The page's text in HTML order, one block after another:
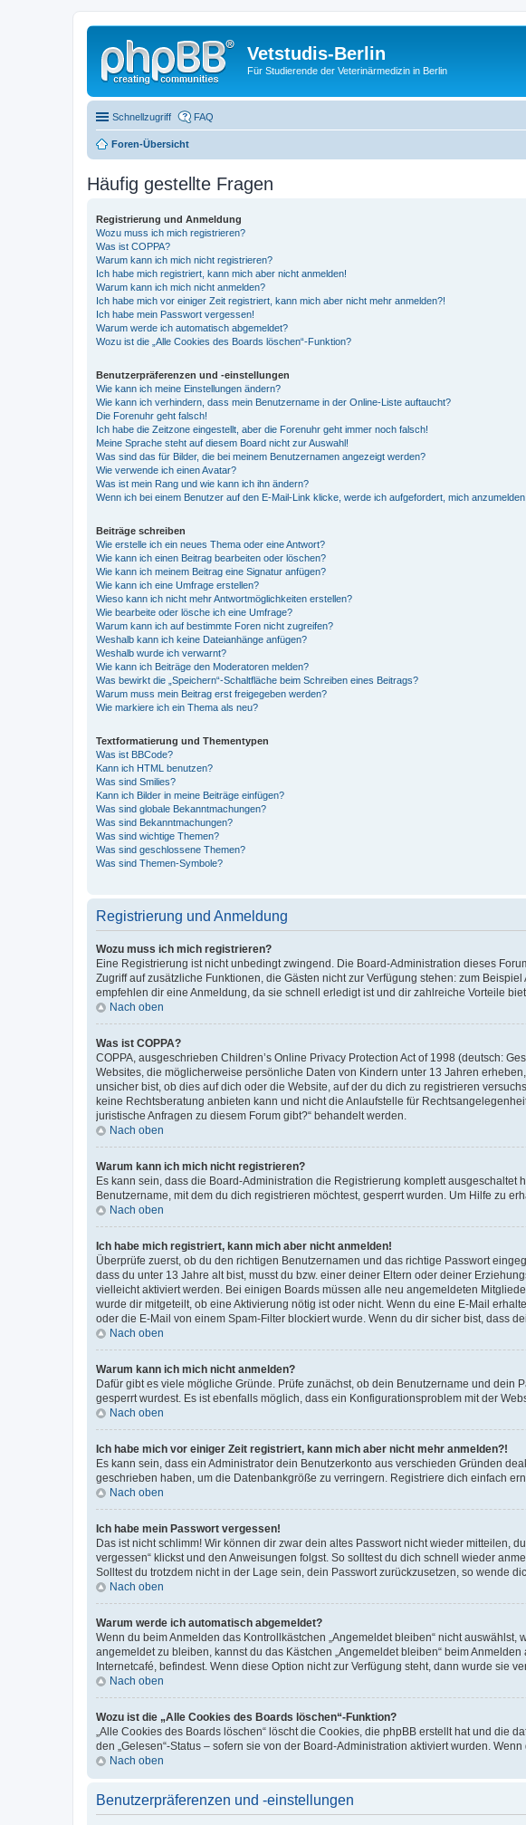
Vetstudis-Berlin
Für Studierende der Veterinärmedizin in Berlin
Schnellzugriff FAQ
Foren-Übersicht
Häufig gestellte Fragen
Registrierung und Anmeldung
Wozu muss ich mich registrieren?
Was ist COPPA?
Warum kann ich mich nicht registrieren?
Ich habe mich registriert, kann mich aber nicht anmelden!
Warum kann ich mich nicht anmelden?
Ich habe mich vor einiger Zeit registriert, kann mich aber nicht mehr anmelden?!
Ich habe mein Passwort vergessen!
Warum werde ich automatisch abgemeldet?
Wozu ist die „Alle Cookies des Boards löschen“-Funktion?
Benutzerpräferenzen und -einstellungen
Wie kann ich meine Einstellungen ändern?
Wie kann ich verhindern, dass mein Benutzername in der Online-Liste auftaucht?
Die Forenuhr geht falsch!
Ich habe die Zeitzone eingestellt, aber die Forenuhr geht immer noch falsch!
Meine Sprache steht auf diesem Board nicht zur Auswahl!
Was sind das für Bilder, die bei meinem Benutzernamen angezeigt werden?
Wie verwende ich einen Avatar?
Was ist mein Rang und wie kann ich ihn ändern?
Wenn ich bei einem Benutzer auf den E-Mail-Link klicke, werde ich aufgefordert, mich anzumelden.
Beiträge schreiben
Wie erstelle ich ein neues Thema oder eine Antwort?
Wie kann ich einen Beitrag bearbeiten oder löschen?
Wie kann ich meinem Beitrag eine Signatur anfügen?
Wie kann ich eine Umfrage erstellen?
Wieso kann ich nicht mehr Antwortmöglichkeiten erstellen?
Wie bearbeite oder lösche ich eine Umfrage?
Warum kann ich auf bestimmte Foren nicht zugreifen?
Weshalb kann ich keine Dateianhänge anfügen?
Weshalb wurde ich verwarnt?
Wie kann ich Beiträge den Moderatoren melden?
Was bewirkt die „Speichern“-Schaltfläche beim Schreiben eines Beitrags?
Warum muss mein Beitrag erst freigegeben werden?
Wie markiere ich ein Thema als neu?
Textformatierung und Thementypen
Was ist BBCode?
Kann ich HTML benutzen?
Was sind Smilies?
Kann ich Bilder in meine Beiträge einfügen?
Was sind globale Bekanntmachungen?
Was sind Bekanntmachungen?
Was sind wichtige Themen?
Was sind geschlossene Themen?
Was sind Themen-Symbole?
Registrierung und Anmeldung
Wozu muss ich mich registrieren?
Eine Registrierung ist nicht unbedingt zwingend. Die Board-Administration dieses
Zugriff auf zusätzliche Funktionen, die Gästen nicht zur Verfügung stehen: zum
empfehlen dir eine Anmeldung, da sie schnell erledigt ist und dir zahlreiche Vorteile
Nach oben
Was ist COPPA?
COPPA, ausgeschrieben Children’s Online Privacy Protection Act of 1998 (deutsch:
Websites, die möglicherweise persönliche Daten von Kindern unter 13 Jahren
unsicher bist, ob dies auf dich oder die Website, auf der du dich zu registrieren
keine Rechtsberatung anbieten kann und nicht die Anlaufstelle für
juristische Anfragen zu diesem Forum gibt?“ behandelt werden.
Nach oben
Warum kann ich mich nicht registrieren?
Es kann sein, dass die Board-Administration die Registrierung komplett
Benutzername, mit dem du dich registrieren möchtest, gesperrt wurden. Um Hilfe zu
Nach oben
Ich habe mich registriert, kann mich aber nicht anmelden!
Überprüfe zuerst, ob du den richtigen Benutzernamen und das richtige Passwort
dass du unter 13 Jahre alt bist, musst du bzw. einer deiner Eltern oder deiner
vielleicht aktiviert werden. Bei einigen Boards müssen alle neu angemeldeten
wurde dir mitgeteilt, ob eine Aktivierung nötig ist oder nicht. Wenn du eine E-Mail
oder die E-Mail von einem Spam-Filter blockiert wurde. Wenn du dir sicher bist, dass
Nach oben
Warum kann ich mich nicht anmelden?
Dafür gibt es viele mögliche Gründe. Prüfe zunächst, ob dein Benutzername und
gesperrt wurdest. Es ist ebenfalls möglich, dass ein Konfigurationsproblem mit der
Nach oben
Ich habe mich vor einiger Zeit registriert, kann mich aber nicht mehr anmelden?!
Es kann sein, dass ein Administrator dein Benutzerkonto aus verschieden Gründen
geschrieben haben, um die Datenbankgröße zu verringern. Registriere dich einfach
Nach oben
Ich habe mein Passwort vergessen!
Das ist nicht schlimm! Wir können dir zwar dein altes Passwort nicht wieder mitteilen,
vergessen“ klickst und den Anweisungen folgst. So solltest du dich schnell wieder
Solltest du trotzdem nicht in der Lage sein, dein Passwort zurückzusetzen, so wende
Nach oben
Warum werde ich automatisch abgemeldet?
Wenn du beim Anmelden das Kontrollkästchen „Angemeldet bleiben“ nicht
angemeldet zu bleiben, kannst du das Kästchen „Angemeldet bleiben“ beim
Internetcafé, befindest. Wenn diese Option nicht zur Verfügung steht, dann wurde sie
Nach oben
Wozu ist die „Alle Cookies des Boards löschen“-Funktion?
„Alle Cookies des Boards löschen“ löscht die Cookies, die phpBB erstellt hat und
den „Gelesen“-Status – sofern sie von der Board-Administration aktiviert wurden.
Nach oben
Benutzerpräferenzen und -einstellungen